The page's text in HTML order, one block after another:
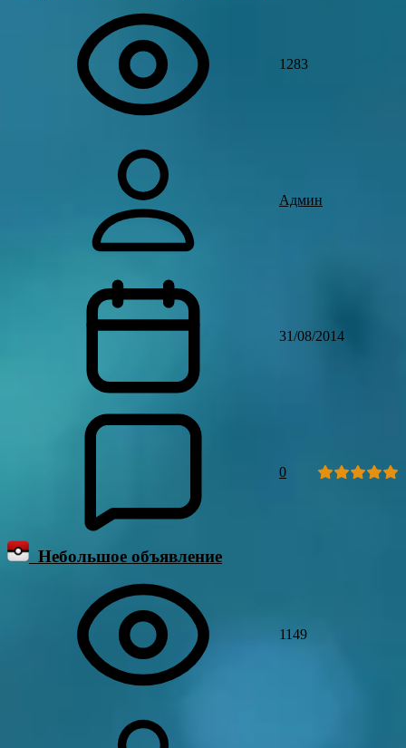
1283
Админ
31/08/2014
0
Небольшое объявление
1149